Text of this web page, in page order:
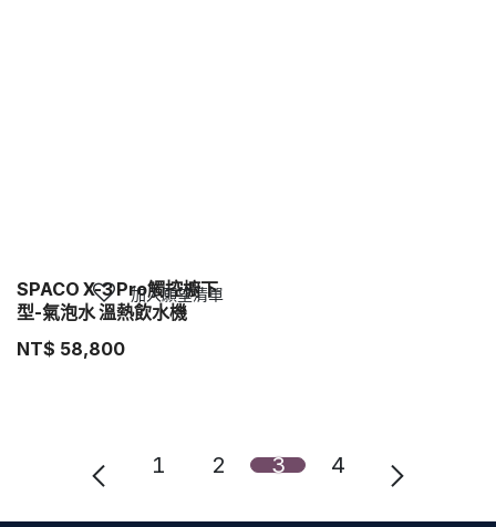
SPACO X-3 Pro觸控櫥下
型-氣泡水 溫熱飲水機
NT$ 58,800
加入願望清單
1 2 3 4